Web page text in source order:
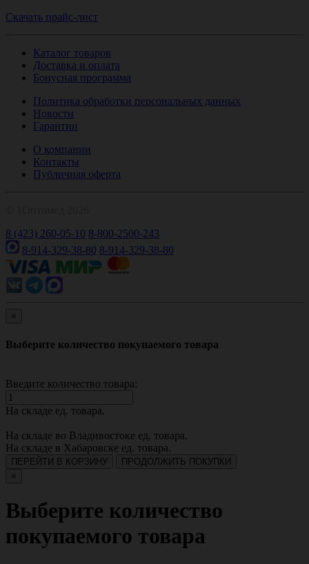
Скачать прайс-лист
Каталог товаров
Доставка и оплата
Бонусная программа
Политика обработки персональных данных
Новости
Гарантии
О компании
Контакты
Публичная оферта
8 (423) 260-05-10 8-800-2500-243
8-914-329-38-80 8-914-329-38-80
×
Выберите количество покупаемого товара
Введите количество товара:
На складе ед. товара.
На складе во Владивостоке ед. товара.
На складе в Хабаровске ед. товара.
ПЕРЕЙТИ В КОРЗИНУ
ПРОДОЛЖИТЬ ПОКУПКИ
×
Выберите количество
покупаемого товара